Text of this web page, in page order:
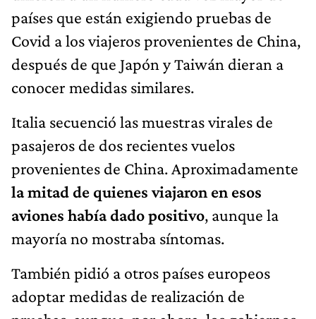
países que están exigiendo pruebas de
Covid a los viajeros provenientes de China,
después de que Japón y Taiwán dieran a
conocer medidas similares.
Italia secuenció las muestras virales de
pasajeros de dos recientes vuelos
provenientes de China. Aproximadamente
la mitad de quienes viajaron en esos
aviones había dado positivo, aunque la
mayoría no mostraba síntomas.
También pidió a otros países europeos
adoptar medidas de realización de